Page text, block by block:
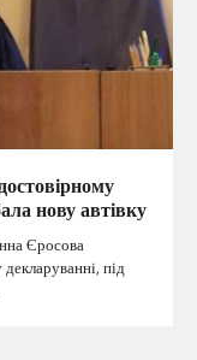
нову автівку
Єросова
під